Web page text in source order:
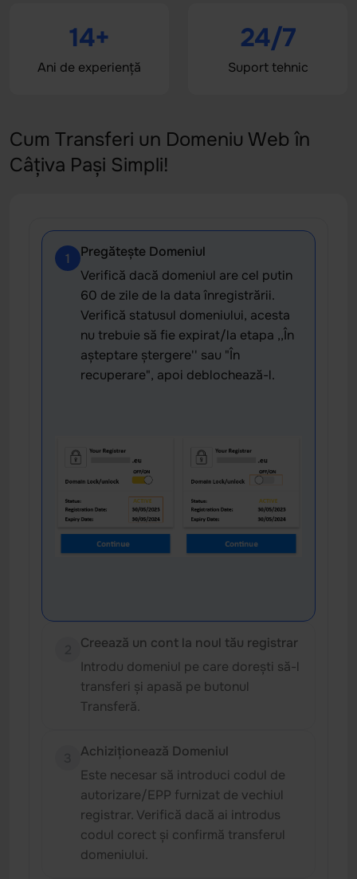
14+
Ani de experiență
24/7
Suport tehnic
Cum Transferi un Domeniu Web în
Câțiva Pași Simpli!
1
Pregătește Domeniul
Verifică dacă domeniul are cel putin
60 de zile de la data înregistrării.
Verifică statusul domeniului, acesta
nu trebuie să fie expirat/la etapa ,,În
așteptare ștergere'' sau "În
recuperare", apoi deblochează-l.
Creează un cont la noul tău registrar
Introdu domeniul pe care dorești să-l
transferi și apasă pe butonul
Transferă.
Achiziționează Domeniul
Este necesar să introduci codul de
autorizare/EPP furnizat de vechiul
registrar. Verifică dacă ai introdus
codul corect și confirmă transferul
domeniului.